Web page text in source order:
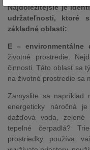
Najdôležitejšie je
udržateľnosti, ktoré
základné oblasti:
E – environmentálne
životné prostredie.
činnosti. Táto oblasť sa
na životné prostredie sa
Zamyslite sa napríklad
energeticky náročná
dažďová voda, zelené
tepelné čerpadlá?
prostriedky používa